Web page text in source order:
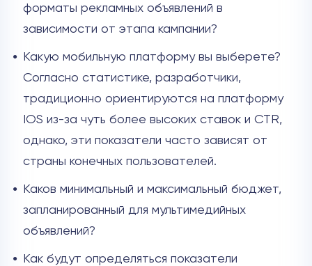
форматы рекламных объявлений в
зависимости от этапа кампании?
Какую мобильную платформу вы выберете?
Согласно статистике, разработчики,
традиционно ориентируются на платформу
IOS из-за чуть более высоких ставок и CTR,
однако, эти показатели часто зависят от
страны конечных пользователей.
Каков минимальный и максимальный бюджет,
запланированный для мультимедийных
объявлений?
Как будут определяться показатели